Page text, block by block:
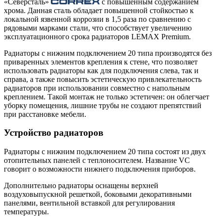
хрома. Данная сталь обладает повышенной стойкостью к
локальной язвенной коррозии в 1,5 раза по сравнению с
рядовыми марками стали, что способствует увеличению
эксплуатационного срока радиаторов LEMAX Premium.
Радиаторы с нижним подключением 20 типа производятся без
приваренных элементов крепления к стене, что позволяет
использовать радиаторы как для подключения слева, так и
справа, а также повысить эстетическую привлекательность
радиаторов при использовании совместно с напольным
креплением. Такой монтаж не только эстетичен: он облегчает
уборку помещения, лишние трубы не создают препятствий
при расстановке мебели.
Устройство радиаторов
Радиаторы с нижним подключением 20 типа состоят из двух
отопительных панелей с теплоносителем. Название VC
говорит о возможности нижнего подключения приборов.
Дополнительно радиаторы оснащены верхней
воздуховыпускной решеткой, боковыми декоративными
панелями, вентильной вставкой для регулирования
температуры.